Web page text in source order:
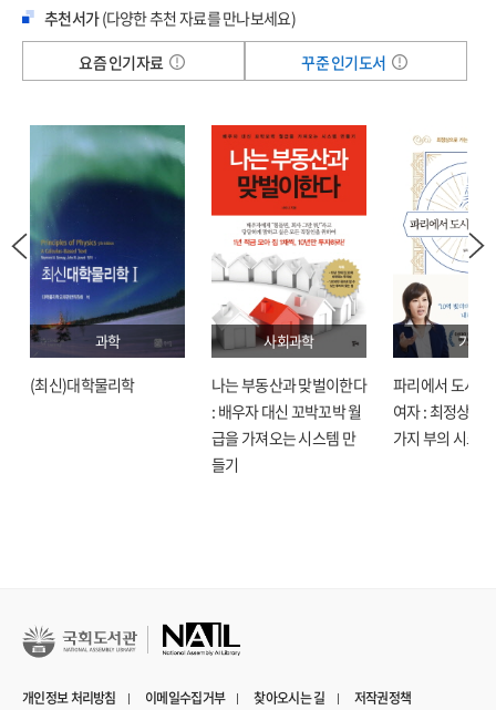
추천서가(다양한 추천 자료를 만나보세요)
요즘 인기자료
꾸준 인기도서
과학
(최신)대학물리학
사회과학
나는 부동산과 맞벌이한다
: 배우자 대신 꼬박꼬박 월
급을 가져오는 시스템 만
들기
기술
파리에서 도시락
여자 : 최정상으
가지 부의 시크릿
개인정보 처리방침 이메일수집거부 찾아오시는 길 저작권정책